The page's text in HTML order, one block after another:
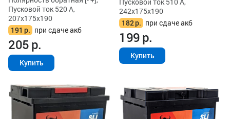
Пусковой ток 520 А,
207x175x190
191 р. при сдаче акб
205р.
Купить
242x175x190
182р. при сдаче акб
199р.
Купить